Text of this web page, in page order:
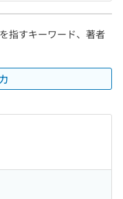
指すキーワード、著者